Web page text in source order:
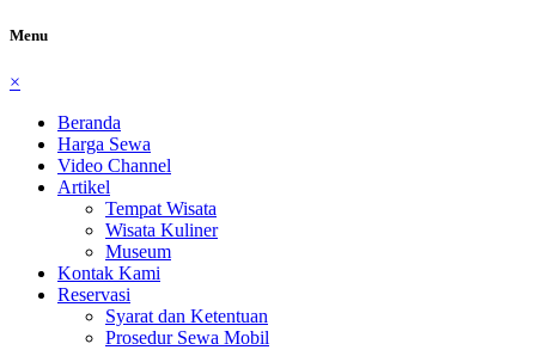
Menu
×
Beranda
Harga Sewa
Video Channel
Artikel
Tempat Wisata
Wisata Kuliner
Museum
Kontak Kami
Reservasi
Syarat dan Ketentuan
Prosedur Sewa Mobil